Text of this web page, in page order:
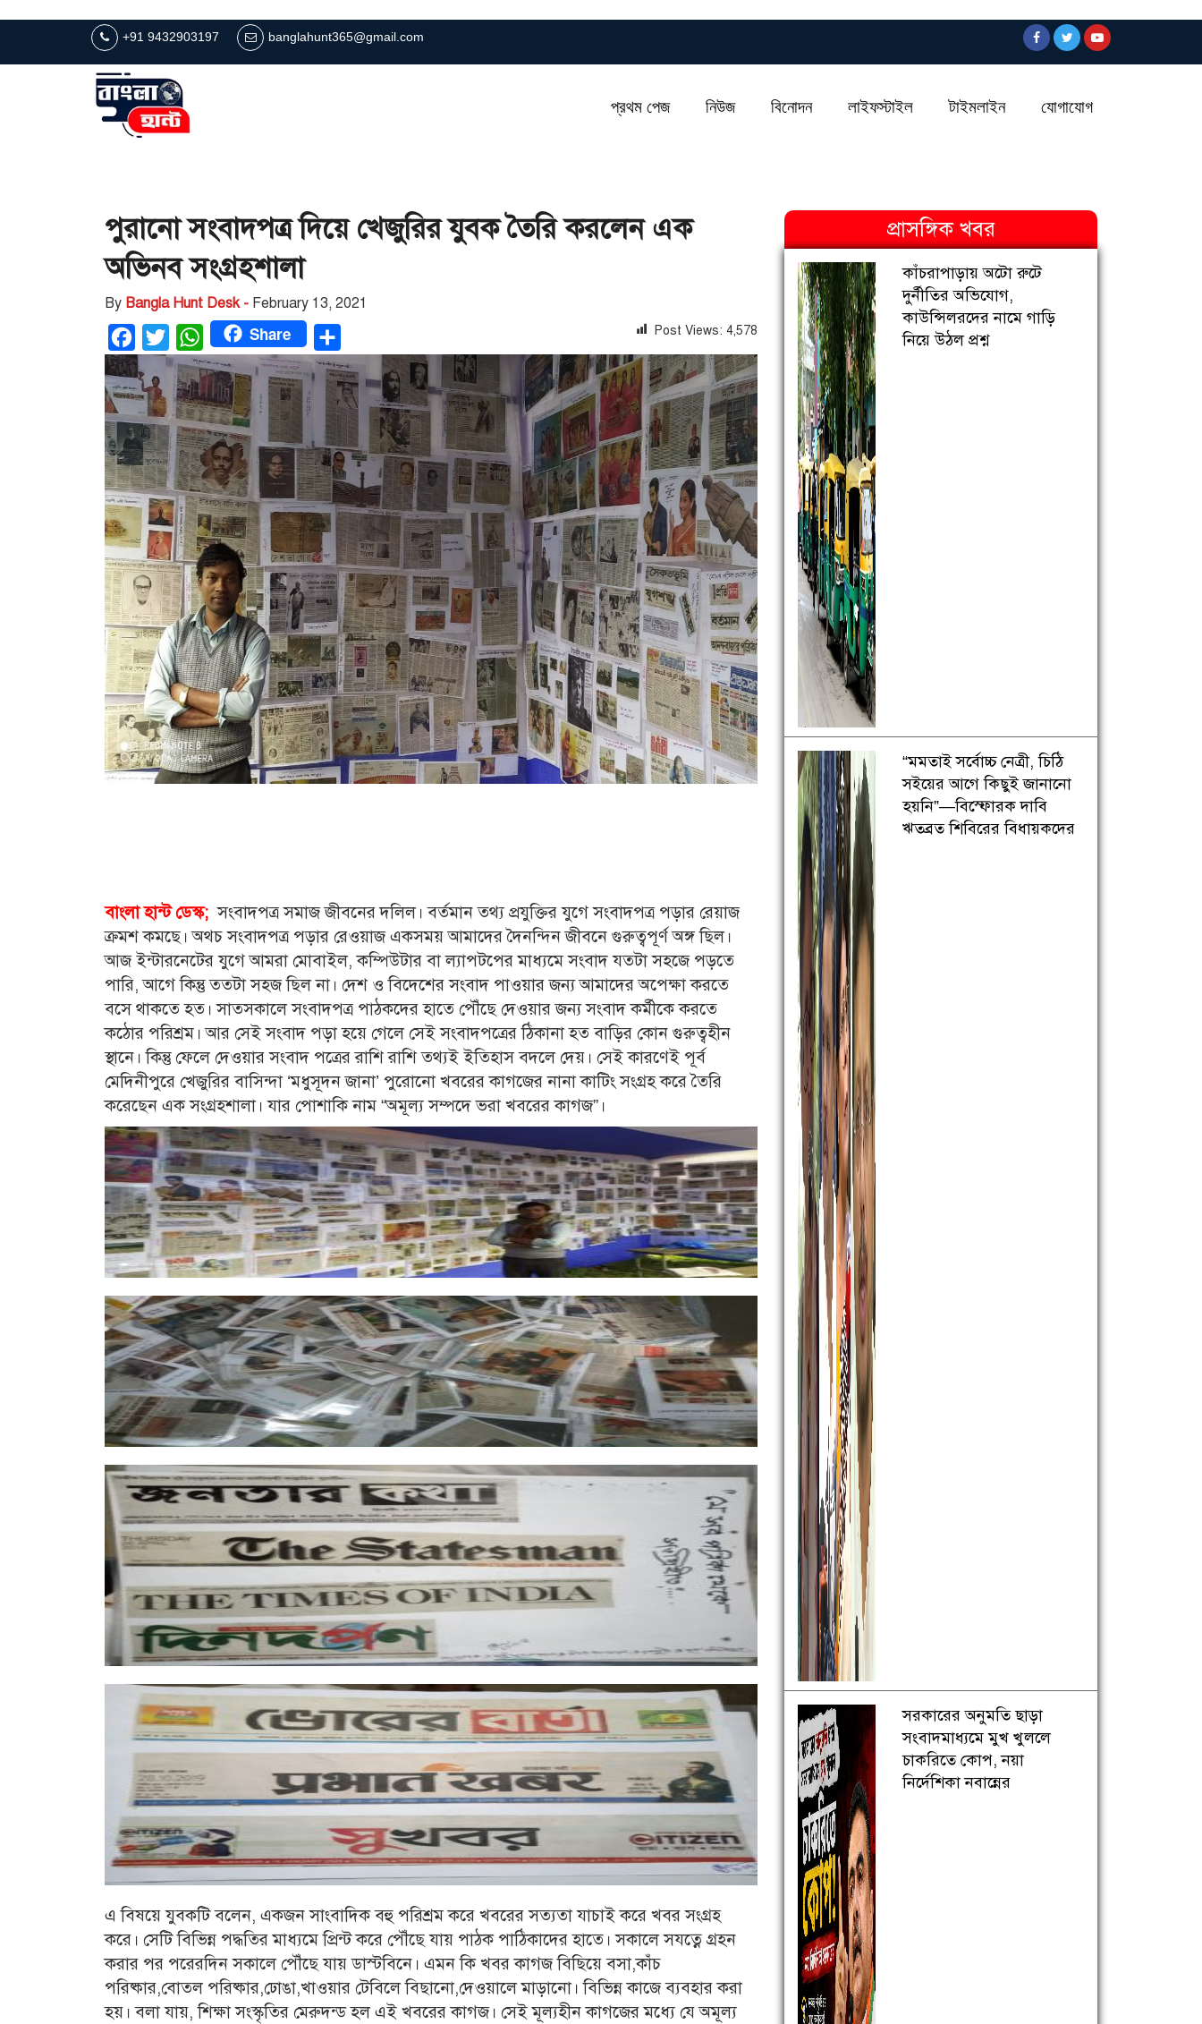
+91 9432903197 banglahunt365@gmail.com
প্রথম পেজ নিউজ বিনোদন লাইফস্টাইল টাইমলাইন যোগাযোগ
পুরানো সংবাদপত্র দিয়ে খেজুরির যুবক তৈরি করলেন এক
অভিনব সংগ্রহশালা
By Bangla Hunt Desk - February 13, 2021
FacebookTwitterWhatsApp
Share
Share
Post Views: 4,578
বাংলা হান্ট ডেস্ক; সংবাদপত্র সমাজ জীবনের দলিল। বর্তমান তথ্য প্রযুক্তির যুগে সংবাদপত্র পড়ার রেয়াজ
ক্রমশ কমছে। অথচ সংবাদপত্র পড়ার রেওয়াজ একসময় আমাদের দৈনন্দিন জীবনে গুরুত্বপূর্ণ অঙ্গ ছিল।
আজ ইন্টারনেটের যুগে আমরা মোবাইল, কম্পিউটার বা ল্যাপটপের মাধ্যমে সংবাদ যতটা সহজে পড়তে
পারি, আগে কিন্তু ততটা সহজ ছিল না। দেশ ও বিদেশের সংবাদ পাওয়ার জন্য আমাদের অপেক্ষা করতে
বসে থাকতে হত। সাতসকালে সংবাদপত্র পাঠকদের হাতে পৌঁছে দেওয়ার জন্য সংবাদ কর্মীকে করতে
কঠোর পরিশ্রম। আর সেই সংবাদ পড়া হয়ে গেলে সেই সংবাদপত্রের ঠিকানা হত বাড়ির কোন গুরুত্বহীন
স্থানে। কিন্তু ফেলে দেওয়ার সংবাদ পত্রের রাশি রাশি তথ্যই ইতিহাস বদলে দেয়। সেই কারণেই পূর্ব
মেদিনীপুরে খেজুরির বাসিন্দা ‘মধুসূদন জানা’ পুরোনো খবরের কাগজের নানা কাটিং সংগ্রহ করে তৈরি
করেছেন এক সংগ্রহশালা। যার পোশাকি নাম “অমূল্য সম্পদে ভরা খবরের কাগজ”।
এ বিষয়ে যুবকটি বলেন, একজন সাংবাদিক বহু পরিশ্রম করে খবরের সত‍্যতা যাচাই করে খবর সংগ্রহ
করে। সেটি বিভিন্ন পদ্ধতির মাধ্যমে প্রিন্ট করে পৌঁছে যায় পাঠক পাঠিকাদের হাতে। সকালে সযত্নে গ্রহন
করার পর পরেরদিন সকালে পৌঁছে যায় ডাস্টবিনে। এমন কি খবর কাগজ বিছিয়ে বসা,কাঁচ
পরিষ্কার,বোতল পরিষ্কার,ঢোঙা,খাওয়ার টেবিলে বিছানো,দেওয়ালে মাড়ানো। বিভিন্ন কাজে ব‍্যবহার করা
হয়। বলা যায়, শিক্ষা সংস্কৃতির মেরুদন্ড হল এই খবরের কাগজ। সেই মূল‍্যহীন কাগজের মধ্যে যে অমূল্য
প্রাসঙ্গিক খবর
কাঁচরাপাড়ায় অটো রুটে
দুর্নীতির অভিযোগ,
কাউন্সিলরদের নামে গাড়ি
নিয়ে উঠল প্রশ্ন
“মমতাই সর্বোচ্চ নেত্রী, চিঠি
সইয়ের আগে কিছুই জানানো
হয়নি”—বিস্ফোরক দাবি
ঋতব্রত শিবিরের বিধায়কদের
সরকারের অনুমতি ছাড়া
সংবাদমাধ্যমে মুখ খুললে
চাকরিতে কোপ, নয়া
নির্দেশিকা নবান্নের